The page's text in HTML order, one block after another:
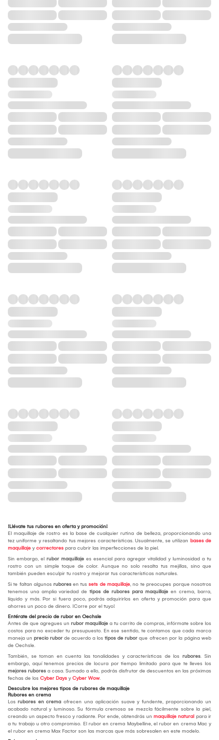
¡Llévate tus rubores en oferta y promoción!
El maquillaje de rostro es la base de cualquier rutina de belleza, proporcionando una
tez uniforme y resaltando tus mejores características. Usualmente, se utilizan bases de
maquillaje y correctores para cubrir las imperfecciones de la piel.
Sin embargo, el rubor maquillaje es esencial para agregar vitalidad y luminosidad a tu
rostro con un simple toque de color. Aunque no solo resalta tus mejillas, sino que
también pueden esculpir tu rostro y mejorar tus características naturales.
Si te faltan algunos rubores en tus sets de maquillaje, no te preocupes porque nosotros
tenemos una amplia variedad de tipos de rubores para maquillaje en crema, barra,
líquido y más. Por si fuera poco, podrás adquirirlos en oferta y promoción para que
ahorres un poco de dinero. ¡Corre por el tuyo!
Entérate del precio de rubor en Oechsle
Antes de que agregues un rubor maquillaje a tu carrito de compras, infórmate sobre los
costos para no exceder tu presupuesto. En ese sentido, te contamos que cada marca
maneja un precio rubor de acuerdo a los tipos de rubor que ofrecen por la página web
de Oechsle.
También, se toman en cuenta las tonalidades y características de los rubores. Sin
embargo, aquí tenemos precios de locura por tiempo limitado para que te lleves los
mejores rubores a casa. Sumado a ello, podrás disfrutar de descuentos en las próximas
fechas de los Cyber Days y Cyber Wow.
Descubre los mejores tipos de rubores de maquillaje
Rubores en crema
Los rubores en crema ofrecen una aplicación suave y fundente, proporcionando un
acabado natural y luminoso. Su fórmula cremosa se mezcla fácilmente sobre la piel,
creando un aspecto fresco y radiante. Por ende, obtendrás un maquillaje natural para ir
a tu trabajo u otro compromiso. El rubor en crema Maybelline, el rubor en crema Mac y
el rubor en crema Max Factor son las marcas que más sobresalen en este modelo.